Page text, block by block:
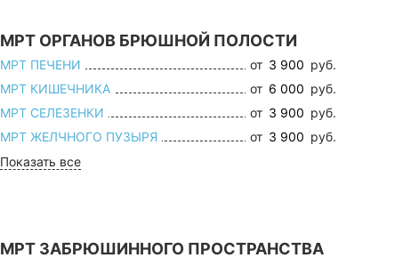
МРТ ОРГАНОВ БРЮШНОЙ ПОЛОСТИ
МРТ ПЕЧЕНИ от 3 900 руб.
МРТ КИШЕЧНИКА
от 6 000 руб.
МРТ СЕЛЕЗЕНКИ
от 3 900 руб.
МРТ ЖЕЛЧНОГО ПУЗЫРЯ
от 3 900 руб.
Показать все
МРТ ЗАБРЮШИННОГО ПРОСТРАНСТВА